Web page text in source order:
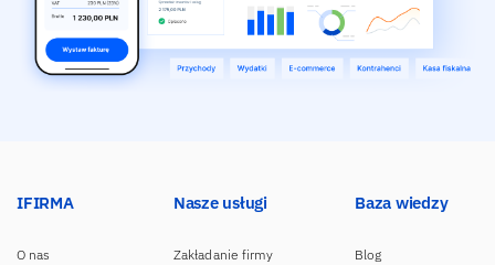
IFIRMA
O nas
Nasze usługi
Zakładanie firmy
Baza wiedzy
Blog